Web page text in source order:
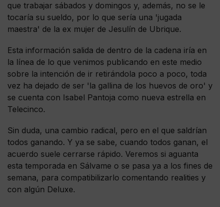
que trabajar sábados y domingos y, además, no se le
tocaría su sueldo, por lo que sería una 'jugada
maestra' de la ex mujer de Jesulín de Ubrique.
Esta información salida de dentro de la cadena iría en
la línea de lo que venimos publicando en este medio
sobre la intención de ir retirándola poco a poco, toda
vez ha dejado de ser 'la gallina de los huevos de oro' y
se cuenta con Isabel Pantoja como nueva estrella en
Telecinco.
Sin duda, una cambio radical, pero en el que saldrían
todos ganando. Y ya se sabe, cuando todos ganan, el
acuerdo suele cerrarse rápido. Veremos si aguanta
esta temporada en Sálvame o se pasa ya a los fines de
semana, para compatibilizarlo comentando realities y
con algún Deluxe.